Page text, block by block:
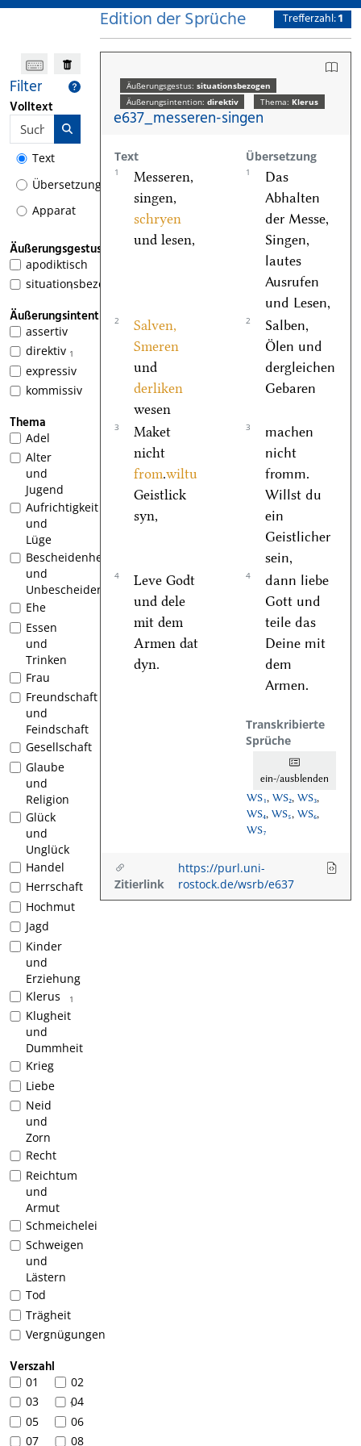
Filter
Volltext
Text
Übersetzung
Apparat
Äußerungsgestus
apodiktisch
1
situationsbezogen
Äußerungsintention
assertiv
1
direktiv
expressiv
kommissiv
Thema
Adel
Alter
und
Jugend
Aufrichtigkeit
und
Lüge
Bescheidenheit
und
Unbescheidenheit
Ehe
Essen
und
Trinken
Frau
Freundschaft
und
Feindschaft
Gesellschaft
Glaube
und
Religion
Glück
und
Unglück
Handel
Herrschaft
Hochmut
Jagd
Kinder
und
Erziehung
1
Klerus
Klugheit
und
Dummheit
Krieg
Liebe
Neid
und
Zorn
Recht
Reichtum
und
Armut
Schmeichelei
Schweigen
und
Lästern
Tod
Trägheit
Vergnügungen
Verszahl
01
02
03
104
05
06
07
08
Edition der Sprüche Trefferzahl:1
Äußerungsgestus: situationsbezogen
Äußerungsintention: direktiv Thema: Klerus
e637_messeren-singen
Text Übersetzung
1
Messeren,
singen,
schryen
und lesen,
1
Das
Abhalten
der Messe,
Singen,
lautes
Ausrufen
und Lesen,
2
Salven,
Smeren
und
derliken
wesen
2
Salben,
Ölen und
dergleichen
Gebaren
3
Maket
nicht
from.wiltu
Geistlick
syn,
3
machen
nicht
fromm.
Willst du
ein
Geistlicher
sein,
4
Leve Godt
und dele
mit dem
Armen dat
dyn.
4
dann liebe
Gott und
teile das
Deine mit
dem
Armen.
Transkribierte
Sprüche
ein-/ausblenden
WS₁, WS₂, WS₃,
WS₄, WS₅, WS₆,
WS₇
Zitierlink
https://purl.uni-
rostock.de/wsrb/e637